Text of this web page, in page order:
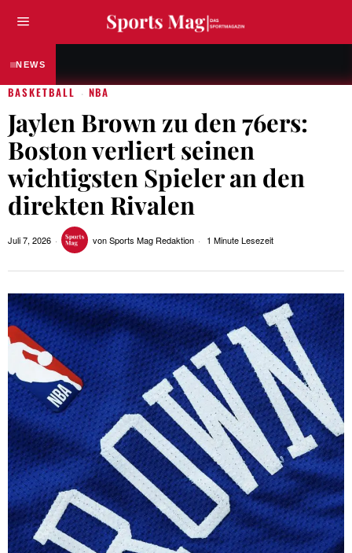
NEWS
BASKETBALL · NBA
Jaylen Brown zu den 76ers:
Boston verliert seinen
wichtigsten Spieler an den
direkten Rivalen
Juli 7, 2026 vonSports Mag Redaktion 1 Minute Lesezeit